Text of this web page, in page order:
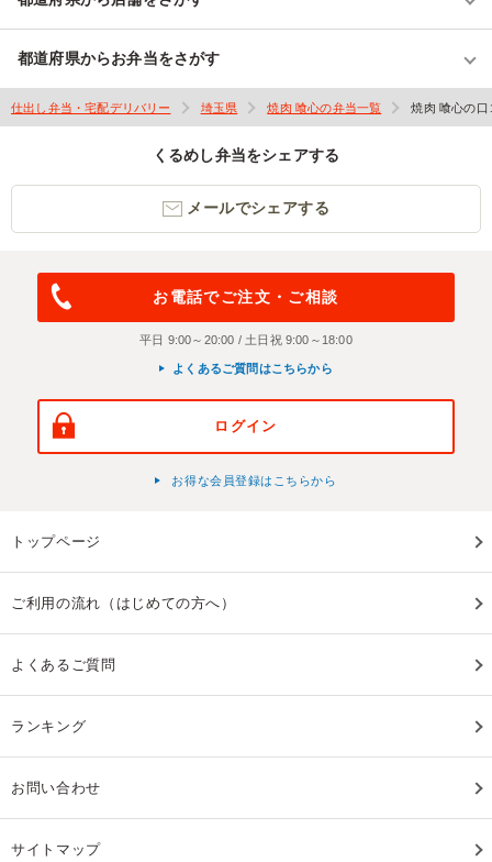
都道府県からお弁当をさがす
仕出し弁当・宅配デリバリー 埼玉県 焼肉 喰心の弁当一覧 焼肉 喰心の口
くるめし弁当をシェアする
メールでシェアする
お電話でご注文・ご相談
平日 9:00～20:00 / 土日祝 9:00～18:00
よくあるご質問はこちらから
ログイン
お得な会員登録はこちらから
トップページ
ご利用の流れ（はじめての方へ）
よくあるご質問
ランキング
お問い合わせ
サイトマップ